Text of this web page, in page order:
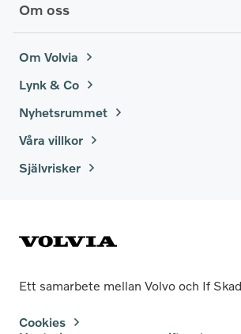
Om oss
Om Volvia
Lynk & Co
Nyhetsrummet
Våra villkor
Självrisker
Ett samarbete mellan Volvo och If
Cookies